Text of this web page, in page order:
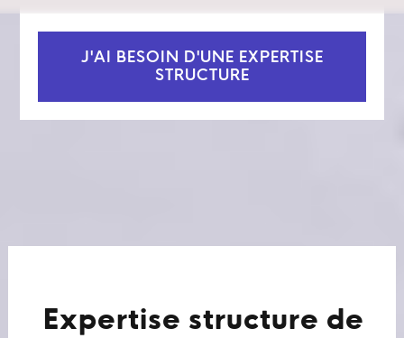
J'AI BESOIN D'UNE EXPERTISE
STRUCTURE
Expertise structure de